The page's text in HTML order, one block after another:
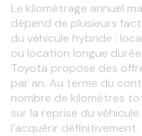
Le kilométrage annuel
dépend de plusieurs
du véhicule hybride :
ou location longue
Toyota propose des
par an. Au terme du
nombre de kilomètres
sur la reprise du
l’acquérir définitivement.